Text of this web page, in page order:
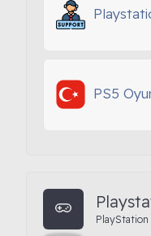
PS5
PlayStation